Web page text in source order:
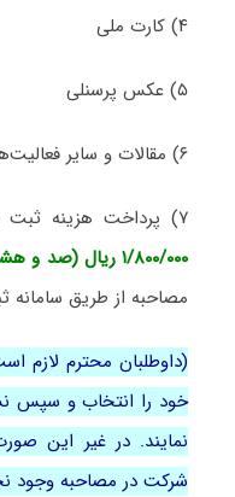
۴) کارت ملی
۵) عکس پرسنلی
۶) مقالات و سایر فعالیت‌های پژوهشی
۷) پرداخت هزینه ثبت نام و شرکت در مصاحبه به
۱/۸۰۰/۰۰۰ ریال (صد و هشتاد هزار تومان)
مصاحبه از طریق سامانه
(داوطلبان محترم لازم
خود را انتخاب و سپس
نمایند. در غیر این
شرکت در مصاحبه وجود